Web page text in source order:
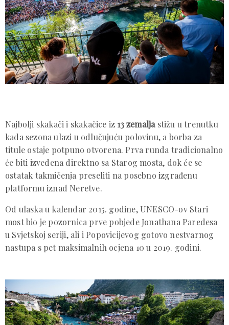
Najbolji skakači i skakačice iz 13 zemalja stižu u trenutku
kada sezona ulazi u odlučujuću polovinu, a borba za
titule ostaje potpuno otvorena. Prva runda tradicionalno
će biti izvedena direktno sa Starog mosta, dok će se
ostatak takmičenja preseliti na posebno izgrađenu
platformu iznad Neretve.
Od ulaska u kalendar 2015. godine, UNESCO-ov Stari
most bio je pozornica prve pobjede Jonathana Paredesa
u Svjetskoj seriji, ali i Popovicijevog gotovo nestvarnog
nastupa s pet maksimalnih ocjena 10 u 2019. godini.